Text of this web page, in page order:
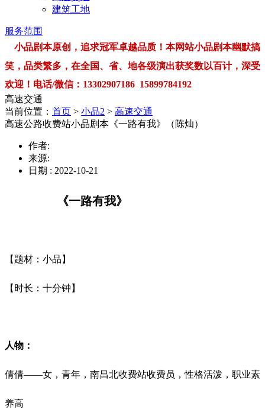
建筑工地
服务范围
小品剧本原创，追求冠军卓越品质！本网站小品剧本幽默搞
笑，品类繁多，在全国、省、地各级演出获奖数以百计，深受
欢迎！电话/微信：13302907186 15899784192
高速交通
当前位置： 首页 > 小品2 > 高速交通
高速公路收费站小品剧本《一路有我》（陈灿）
作者:
来源:
日期 : 2022-10-21
《一路有我》
【题材：小品】
【时长：十分钟】
人物：
倩倩——女，青年，南昌北收费站收费员，性格活泼，职业素
养高